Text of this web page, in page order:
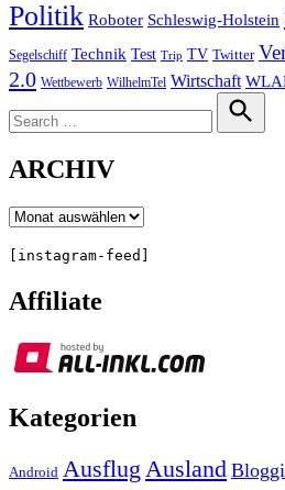
Politik Roboter Schleswig-Holstein
Segelschiff Technik Test Trip TV Twitter
2.0 Wettbewerb WilhelmTel Wirtschaft
for:
Search
ARCHIV
Archiv
[instagram-feed]
Affiliate
Kategorien
Android Ausflug Ausland